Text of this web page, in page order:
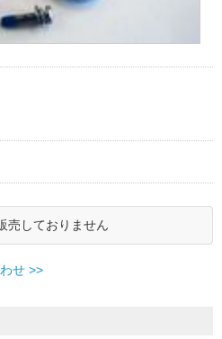
売しておりません
せ >>